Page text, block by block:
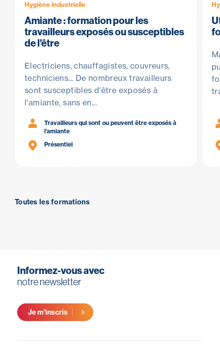
Hygiène industrielle
Amiante : formation pour les
travailleurs exposés ou susceptibles
de l'être
Electriciens, chauffagistes, couvreurs,
techniciens... De nombreux travailleurs
sont susceptibles d'être exposés à
l'amiante, sans en...
Travailleurs qui sont ou peuvent être exposés à
l’amiante
Présentiel
Toutes les formations
Informez-vous avec
notre newsletter
Je m’inscris